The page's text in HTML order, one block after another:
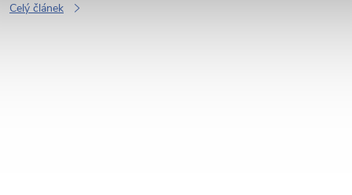
Celý článek